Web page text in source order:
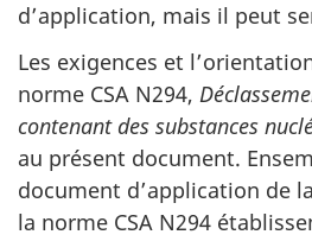
d’application, mais il peut
Les exigences et
norme CSA N294,
contenant des substances
au présent document.
document d’application de
la norme CSA N294